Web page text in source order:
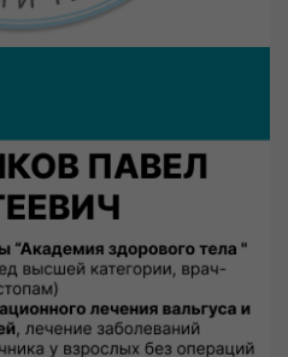
по детскому фитнесу, специалист
коррекции